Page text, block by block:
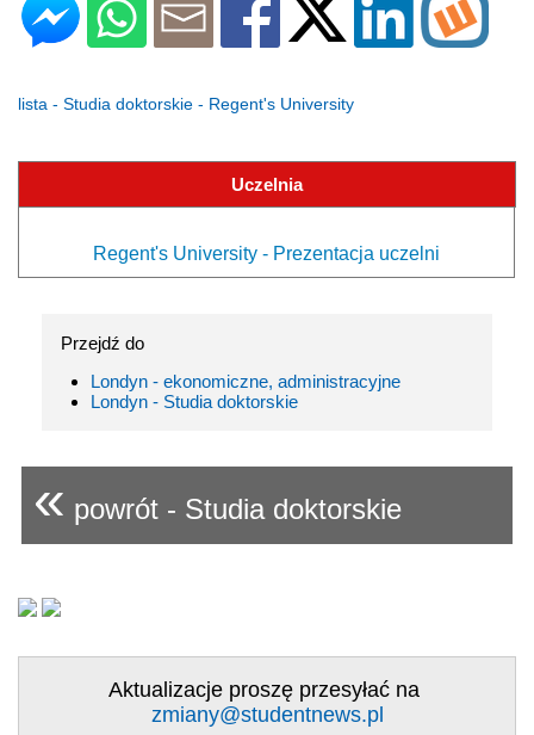
lista - Studia doktorskie - Regent's University
Uczelnia
Regent's University - Prezentacja uczelni
Przejdź do
Londyn - ekonomiczne, administracyjne
Londyn - Studia doktorskie
« powrót - Studia doktorskie
Aktualizacje proszę przesyłać na
zmiany@studentnews.pl